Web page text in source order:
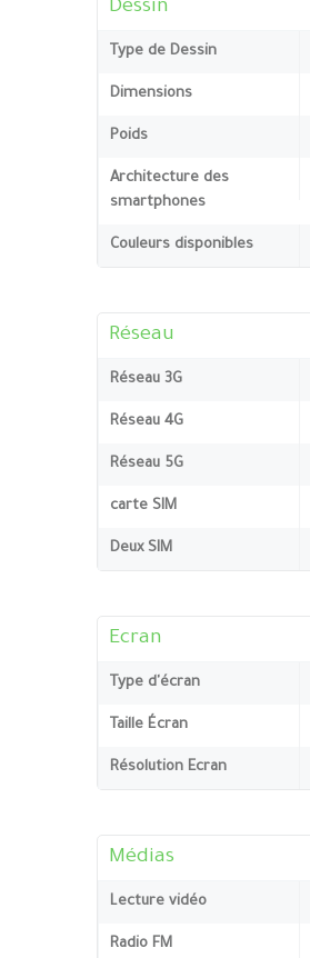
Dessin
Type de Dessin
Dimensions
Poids
Architecture des
smartphones
Couleurs disponibles
Réseau
Réseau 3G
Réseau 4G
Réseau 5G
carte SIM
Deux SIM
Ecran
Type d'écran
Taille Écran
Résolution Ecran
Médias
Lecture vidéo
Radio FM